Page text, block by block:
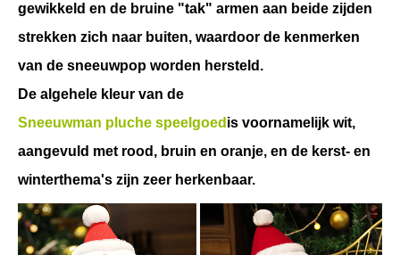
gewikkeld en de bruine "tak" armen aan beide zijden
strekken zich naar buiten, waardoor de kenmerken
van de sneeuwpop worden hersteld.
De algehele kleur van de
Sneeuwman pluche speelgoed is voornamelijk wit,
aangevuld met rood, bruin en oranje, en de kerst- en
winterthema's zijn zeer herkenbaar.